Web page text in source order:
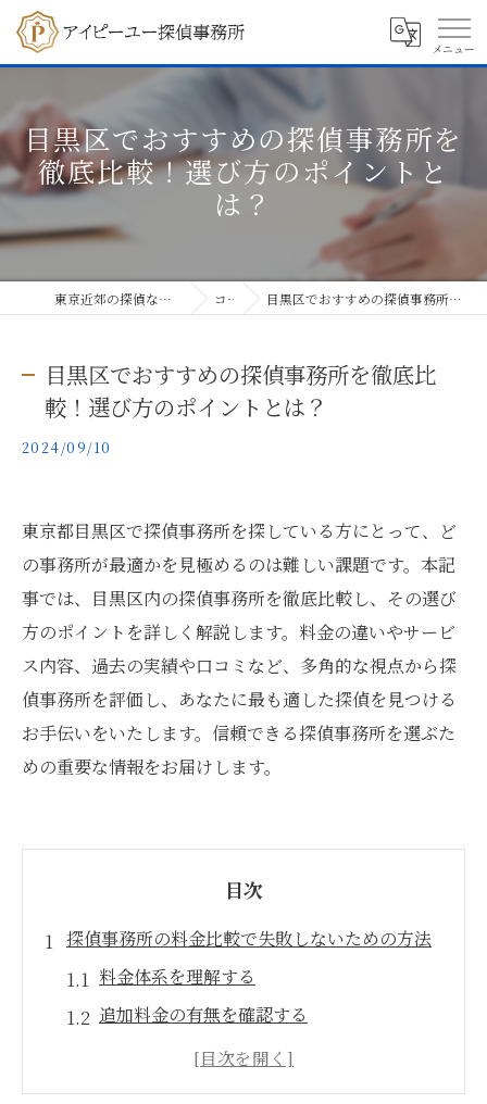
目黒区でおすすめの探偵事務所を
徹底比較！選び方のポイントと
は？
東京近郊の探偵ならアイピーユー探偵事務所 コラム 目黒区でおすすめの探偵事務所を徹底比較！選び方のポイントとは？
目黒区でおすすめの探偵事務所を徹底比
較！選び方のポイントとは？
2024/09/10
東京都目黒区で探偵事務所を探している方にとって、ど
の事務所が最適かを見極めるのは難しい課題です。本記
事では、目黒区内の探偵事務所を徹底比較し、その選び
方のポイントを詳しく解説します。料金の違いやサービ
ス内容、過去の実績や口コミなど、多角的な視点から探
偵事務所を評価し、あなたに最も適した探偵を見つける
お手伝いをいたします。信頼できる探偵事務所を選ぶた
めの重要な情報をお届けします。
目次
探偵事務所の料金比較で失敗しないための方法
料金体系を理解する
追加料金の有無を確認する
見積もりを複数取得する
料金とサービス内容を比較する